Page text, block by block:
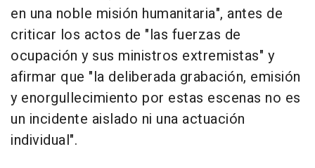
en una noble misión humanitaria", antes de
criticar los actos de "las fuerzas de
ocupación y sus ministros extremistas" y
afirmar que "la deliberada grabación, emisión
y enorgullecimiento por estas escenas no es
un incidente aislado ni una actuación
individual".